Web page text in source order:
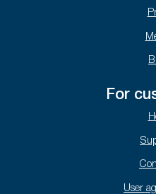
For
User